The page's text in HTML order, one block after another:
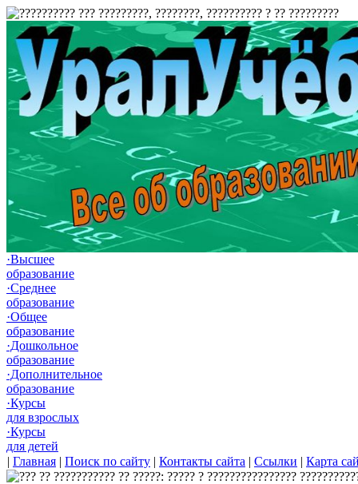
·Высшее
образование
·Среднее
образование
·Общее
образование
·Дошкольное
образование
·Дополнительное
образование
·Курсы
для взрослых
·Курсы
для детей
| Главная | Поиск по сайту | Контакты сайта | Ссылки | Карта